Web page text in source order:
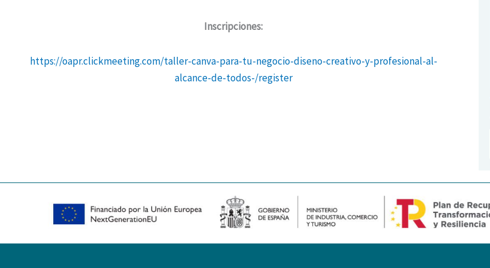
Inscripciones:
https://oapr.clickmeeting.com/taller-canva-para-tu-negocio-diseno-creativo-y-profesional-al-
alcance-de-todos-/register